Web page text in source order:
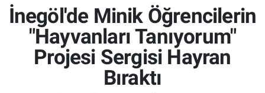
İnegöl'de Minik Öğrencilerin
"Hayvanları Tanıyorum"
Projesi Sergisi Hayran
Bıraktı
Ekonomi
Güncel
Son Dakika Haberleri
Haber Arşivi